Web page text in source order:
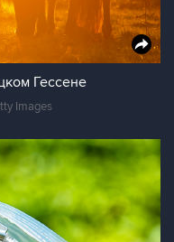
Гессене
Images